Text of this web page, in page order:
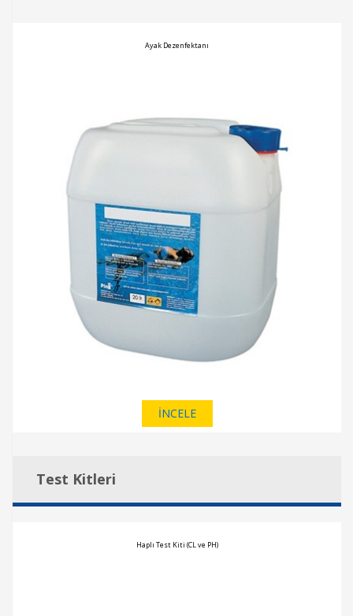
Ayak Dezenfektanı
İNCELE
Test Kitleri
Haplı Test Kiti (CL ve PH)